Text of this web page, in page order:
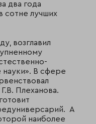
два года
сотне лучших
возглавил
науки». В сфере
Плеханова.
А
наиболее